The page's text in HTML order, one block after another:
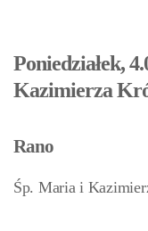
Poniedziałek,
Kazimierza
Rano
Śp. Maria i